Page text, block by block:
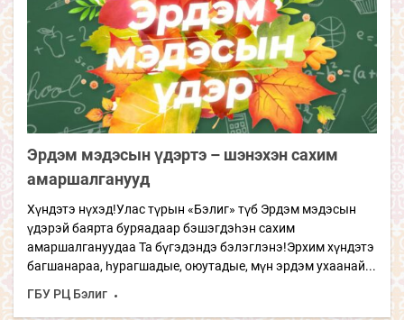
Эрдэм мэдэсын үдэртэ – шэнэхэн сахим
амаршалганууд
Хүндэтэ нүхэд!Улас түрын «Бэлиг» түб Эрдэм мэдэсын
үдэрэй баярта буряадаар бэшэгдэһэн сахим
амаршалгануудаа Та бүгэдэндэ бэлэглэнэ!Эрхим хүндэтэ
багшанараа, һурагшадые, оюутадые, мүн эрдэм ухаанай...
ГБУ РЦ Бэлиг